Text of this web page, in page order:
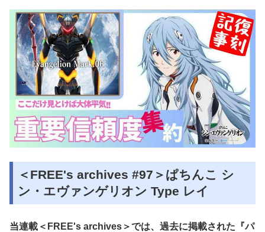
＜FREE's archives #97＞ぱちんこ シ
ン・エヴァンゲリオン Type レイ
当連載＜FREE's archives＞では、過去に掲載された『パ